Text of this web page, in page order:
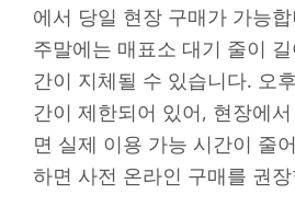
에서 당일 현장 구매가 가능
주말에는 매표소 대기 줄이
간이 지체될 수 있습니다. 오
간이 제한되어 있어, 현장에
면 실제 이용 가능 시간이 줄
하면 사전 온라인 구매를 권